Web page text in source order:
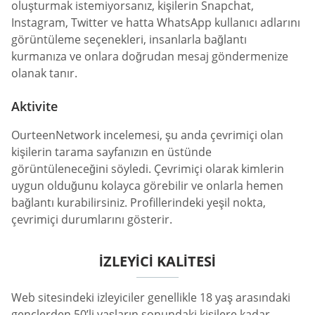
oluşturmak istemiyorsanız, kişilerin Snapchat,
Instagram, Twitter ve hatta WhatsApp kullanıcı adlarını
görüntüleme seçenekleri, insanlarla bağlantı
kurmanıza ve onlara doğrudan mesaj göndermenize
olanak tanır.
Aktivite
OurteenNetwork incelemesi, şu anda çevrimiçi olan
kişilerin tarama sayfanızın en üstünde
görüntüleneceğini söyledi. Çevrimiçi olarak kimlerin
uygun olduğunu kolayca görebilir ve onlarla hemen
bağlantı kurabilirsiniz. Profillerindeki yeşil nokta,
çevrimiçi durumlarını gösterir.
IZLEYICI KALITESI
Web sitesindeki izleyiciler genellikle 18 yaş arasındaki